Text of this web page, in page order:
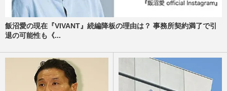
飯沼愛の現在『VIVANT』続編降板の理由は？ 事務所契約満了で引
退の可能性も《...